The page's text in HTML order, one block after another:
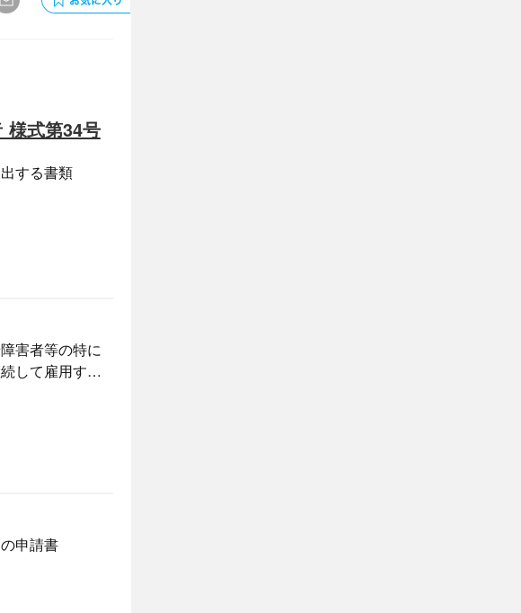
様式第34号
する書類
害者等の特に
して雇用する
金について解
申請書